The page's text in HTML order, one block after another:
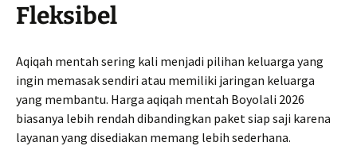
Fleksibel
Aqiqah mentah sering kali menjadi pilihan keluarga yang
ingin memasak sendiri atau memiliki jaringan keluarga
yang membantu. Harga aqiqah mentah Boyolali 2026
biasanya lebih rendah dibandingkan paket siap saji karena
layanan yang disediakan memang lebih sederhana.